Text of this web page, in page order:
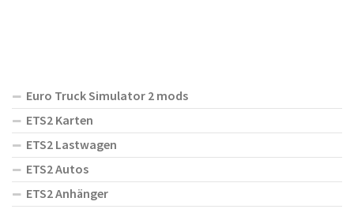
Euro Truck Simulator 2 mods
ETS2 Karten
ETS2 Lastwagen
ETS2 Autos
ETS2 Anhänger